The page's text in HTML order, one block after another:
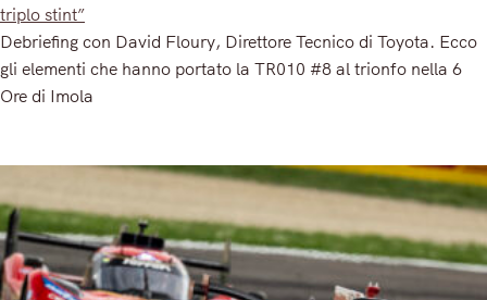
triplo stint”
Debriefing con David Floury, Direttore Tecnico di Toyota. Ecco
gli elementi che hanno portato la TR010 #8 al trionfo nella 6
Ore di Imola